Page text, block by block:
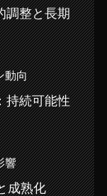
調整と長期
動向
持続可能性
響
成熟化